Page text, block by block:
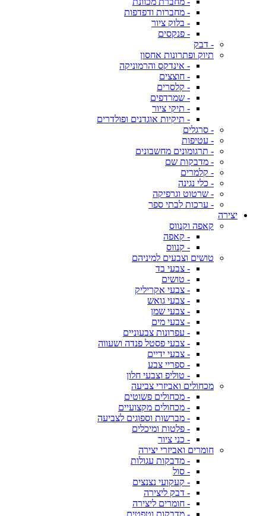
- מחברות ודפדפות
- בלוק ציור
- פנקסים
- דבק
תיוק ופתרונות אחסון
- אינדקס והרמוניקה
- חוצצים
- קלסרים
- שמרדפים
- תיקי ציור
- תיקיות אוגדנים ופולדרים
- סרגלים
- עטיפות
- תרגומונים מחשבונים
- מדבקות שם
- קלמרים
- כלי נגינה
- שרטוט וגרפיקה
- ערכות לבתי ספר
יצירה
קאפה וקנווס
- קאפה
- קנווס
טושים וצבעים למיניהם
- צבעי בד
- טושים
- צבעי אקריליק
- צבעי גואש
- צבעי שמן
- צבעי מים
- עפרונות צבעוניים
- צבעי פסטל פנדה ושעווה
- צבעי ידיים
- ספריי צבע
- טוליפ וצבעי חלון
מכחולים ואביזרי צביעה
- מכחולים פשוטים
- מכחולים מקצועיים
- מברשות וספוגים לצביעה
- פלטות ומיכלים
- כני ציור
חומרים ואביזרי יצירה
- מדבקות עגולות
- סול
- קעקועי נצנצים
- דבק ליצירה
- חומרים ליצירה
- מדבקות וטפטים